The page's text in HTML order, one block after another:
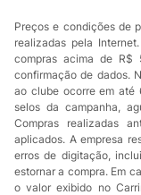
Preços e condições de
realizadas pela
compras acima de R$
confirmação de dados.
ao clube ocorre em até
selos da campanha,
Compras realizadas
aplicados. A empresa
erros de digitação,
estornar a compra. Em
o valor exibido no